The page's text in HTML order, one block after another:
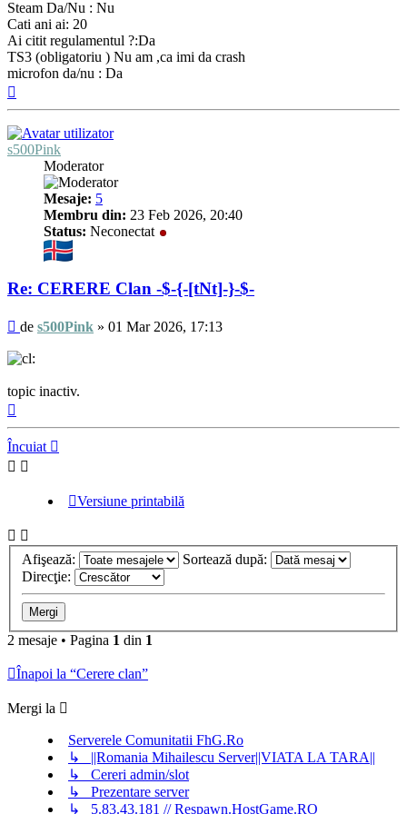
Steam Da/Nu : Nu
Cati ani ai: 20
Ai citit regulamentul ?:Da
TS3 (obligatoriu ) Nu am ,ca imi da crash
microfon da/nu : Da
s500Pink
Moderator
Mesaje: 5
Membru din: 23 Feb 2026, 20:40
Status: Neconectat
Re: CERERE Clan -$-{-[tNt]-}-$-
Mesaj
de s500Pink » 01 Mar 2026, 17:13
topic inactiv.
Încuiat
Versiune printabilă
Afişează:
Sortează după:
Direcţie:
2 mesaje • Pagina 1 din 1
Înapoi la “Cerere clan”
Mergi la
Serverele Comunitatii FhG.Ro
↳ ||Romania Mihailescu Server||VIATA LA TARA||
↳ Cereri admin/slot
↳ Prezentare server
↳ 5.83.43.181 // Respawn.HostGame.RO